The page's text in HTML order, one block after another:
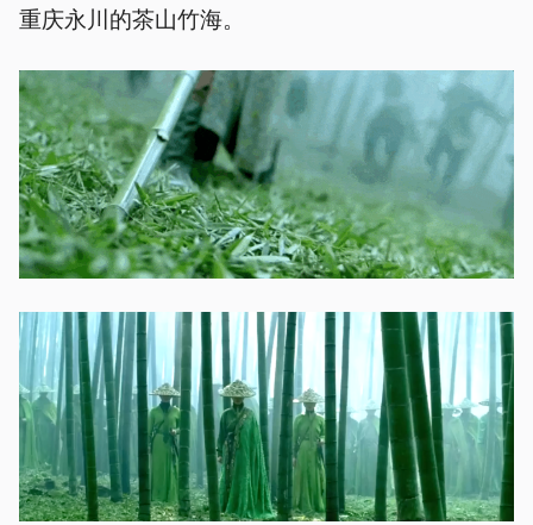
重庆永川的茶山竹海。